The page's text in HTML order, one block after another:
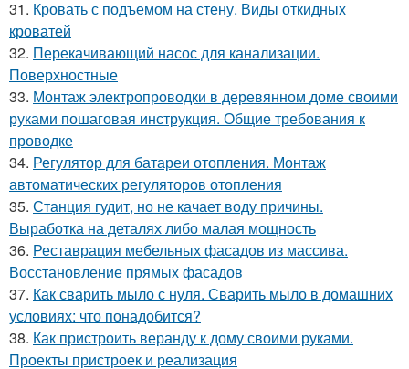
31. Кровать с подъемом на стену. Виды откидных
кроватей
32. Перекачивающий насос для канализации.
Поверхностные
33. Монтаж электропроводки в деревянном доме своими
руками пошаговая инструкция. Общие требования к
проводке
34. Регулятор для батареи отопления. Монтаж
автоматических регуляторов отопления
35. Станция гудит, но не качает воду причины.
Выработка на деталях либо малая мощность
36. Реставрация мебельных фасадов из массива.
Восстановление прямых фасадов
37. Как сварить мыло с нуля. Сварить мыло в домашних
условиях: что понадобится?
38. Как пристроить веранду к дому своими руками.
Проекты пристроек и реализация